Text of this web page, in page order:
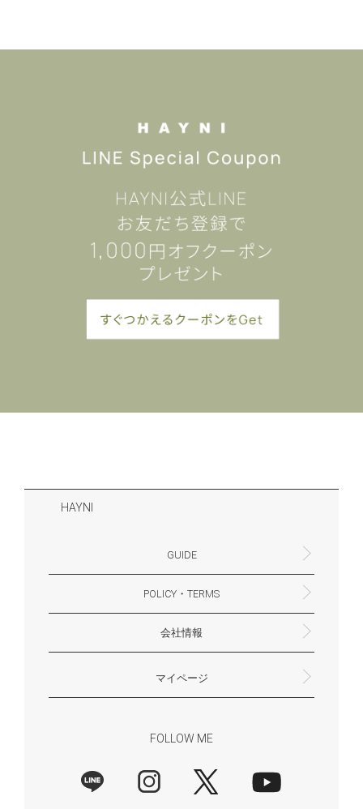
HAYNI
GUIDE
よくあるご質問・お問合せ
お支払いについて
配送・送料について
ギフトサービスについて
一緒に働く？(HAYNI採用情報サイトへ)
for Foreigners (overseas delivery)
POLICY・TERMS
返品・交換について
プライバシーポリシー
特定商取引法に基づく表示
外部送信ポリシー
会社情報
大阪府大阪市淀川区十八条3-9-35
電話番号：06-6868-9671
※お電話でのお問合せ受付は行っておりません
メール：support@hayni.jp
お問い合わせはこちらからお願いいたします
営業時間：10：00～15：00（金曜日は14：00ま
定休日： 土・日・祝祭日
※土日祝祭日はお休みをいただきます。
メールの返信は翌営業日となりますので、ご了承
マイページ
FOLLOW ME